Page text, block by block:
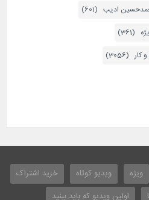
ادیب (601)
(361)
(3056)
ویژه ویدیو کوتاه
خرید اشتراک
اولین ویدیو که باید ببنید